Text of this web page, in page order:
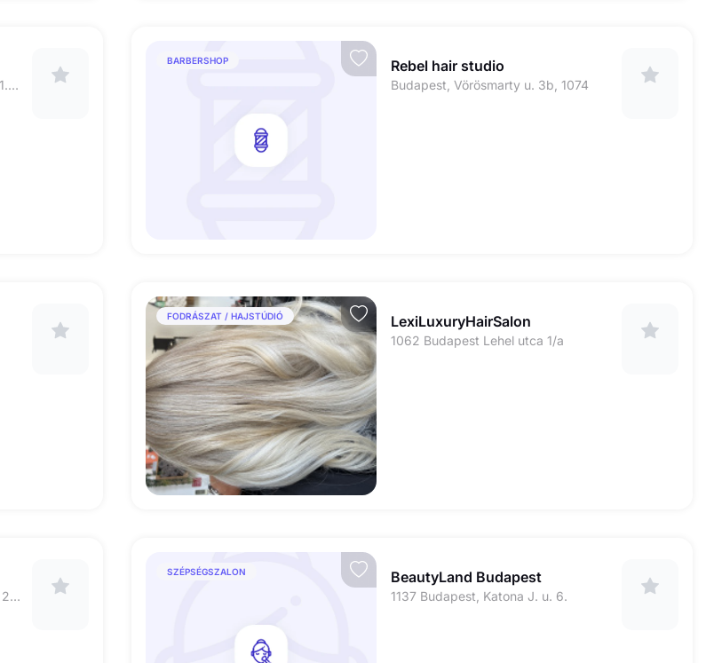
1162 Budapest Budapesti út 238. 1. Emelet
BARBERSHOP Rebel hair studio
Budapest, Vörösmarty u. 3b, 1074
FODRÁSZAT / HAJSTÚDIÓ LexiLuxuryHairSalon
1062 Budapest Lehel utca 1/a
1041. Budapest, Erzsébet utca 51. 2/4
SZÉPSÉGSZALON BeautyLand Budapest
1137 Budapest, Katona J. u. 6.